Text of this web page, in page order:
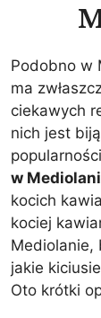
Podobno w
ma
ciekawych
nich jest
popularności
w
kocich
kociej
Mediolanie,
jakie
Oto krótki